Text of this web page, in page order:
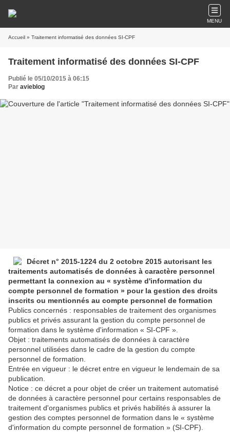
MENU
Accueil » Traitement informatisé des données SI-CPF
Traitement informatisé des données SI-CPF
Publié le 05/10/2015 à 06:15
Par avieblog
Décret n° 2015-1224 du 2 octobre 2015 autorisant les
traitements automatisés de données à caractère personnel
permettant la connexion au « système d'information du
compte personnel de formation » pour la gestion des droits
inscrits ou mentionnés au compte personnel de formation
Publics concernés : responsables de traitement des organismes
publics et privés assurant la gestion du compte personnel de
formation dans le système d'information « SI-CPF ».
Objet : traitements automatisés de données à caractère
personnel utilisées dans le cadre de la gestion du compte
personnel de formation.
Entrée en vigueur : le décret entre en vigueur le lendemain de sa
publication.
Notice : ce décret a pour objet de créer un traitement automatisé
de données à caractère personnel pour certains responsables de
traitement d'organismes publics et privés habilités à assurer la
gestion des comptes personnel de formation dans le « système
d'information du compte personnel de formation » (SI-CPF).